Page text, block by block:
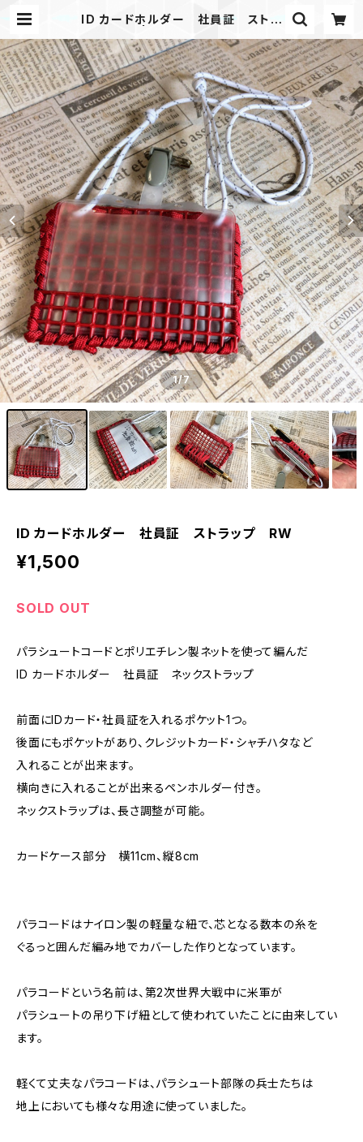
ID カードホルダー 社員証 ストラ
aracord
1/7
ID カードホルダー 社員証 ストラップ RW
¥1,500
SOLD OUT
パラシュートコードとポリエチレン製ネットを使って編んだ
ID カードホルダー 社員証 ネックストラップ
前面にIDカード・社員証を入れるポケット1つ。
後面にもポケットがあり、クレジットカード・シャチハタなど
入れることが出来ます。
横向きに入れることが出来るペンホルダー付き。
ネックストラップは、長さ調整が可能。
カードケース部分 横11cm、縦8cm
パラコードはナイロン製の軽量な紐で、芯となる数本の糸を
ぐるっと囲んだ編み地でカバーした作りとなっています。
パラコードという名前は、第2次世界大戦中に米軍が
パラシュートの吊り下げ紐として使われていたことに由来してい
ます。
軽くて丈夫なパラコードは、パラシュート部隊の兵士たちは
地上においても様々な用途に使っていました。